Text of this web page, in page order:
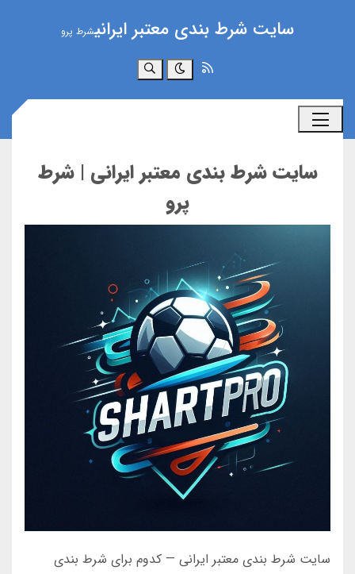
سایت شرط بندی معتبر ایرانیشرط پرو
جستجو
سایت شرط بندی معتبر ایرانی | شرط
پرو
سایت شرط بندی معتبر ایرانی — کدوم برای شرط بندی